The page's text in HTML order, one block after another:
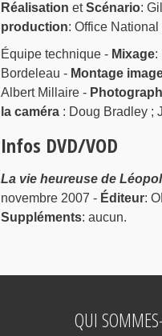
Réalisation etScénario:
production: Office
Équipe technique - Mixage:
Bordeleau - Montage
Albert Millaire -
la caméra: Doug Bradley ;
Infos DVD/VOD
La vie heureuse de
novembre 2007 - Éditeur:
Suppléments: aucun.
QUI